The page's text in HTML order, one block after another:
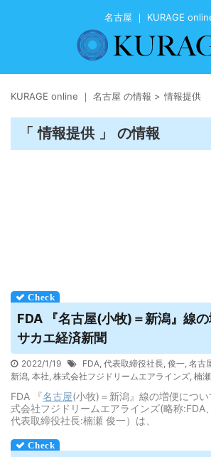
名古屋 ｜ KURAGE
KURAGE online ｜ 名古屋 の情報 > 情報提供
「 情報提供 」 の情報
FDA 『名古屋(小牧)＝新潟』線
サカエ経済新聞
2022/1/19 FDA, 代表取締役社長, 俊一, 名古
新潟, 本社, 株式会社フジドリームエアラインズ, 楠瀬
FDA 『名古屋(小牧)＝新潟』線の増便につ
式会社フジドリームエアラインズ(略称:FDA
代表取締役社長:楠瀬 俊一）は、